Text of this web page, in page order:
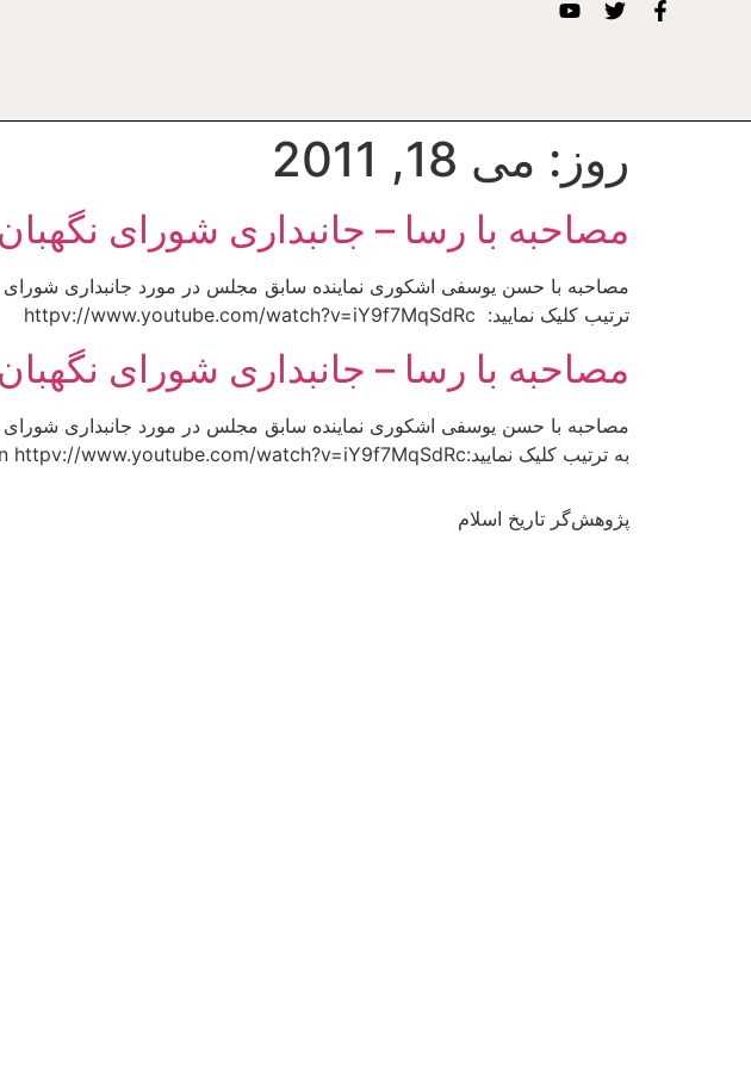
روز: می 18, 2011
مصاحبه با رسا – جانبداری شورای
ترتیب کلیک نمایید: httpv://www.youtube.com/watch?v=iY9f7MqSdRc
مصاحبه با رسا – جانبداری شورای
به ترتیب کلیک نمایید:nn httpv://www.youtube.com/watch?v=iY9f7MqSdRc
پژوهش‌گر تاریخ اسلام